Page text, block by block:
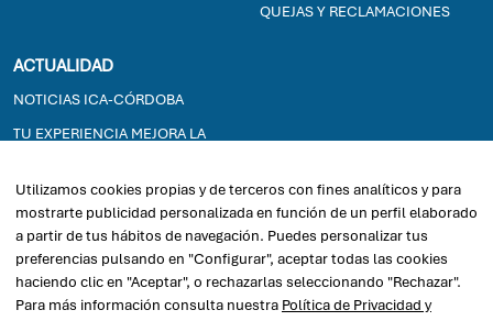
QUEJAS Y RECLAMACIONES
ACTUALIDAD
NOTICIAS ICA-CÓRDOBA
TU EXPERIENCIA MEJORA LA
EXPOSICIONES
2026© ICACORDOBA - Ilustre Colegio de la Abogacía de Córdoba
Utilizamos cookies propias y de terceros con fines analíticos y para
mostrarte publicidad personalizada en función de un perfil elaborado
a partir de tus hábitos de navegación. Puedes personalizar tus
preferencias pulsando en "Configurar", aceptar todas las cookies
haciendo clic en "Aceptar", o rechazarlas seleccionando "Rechazar".
Para más información consulta nuestra Política de Privacidad y